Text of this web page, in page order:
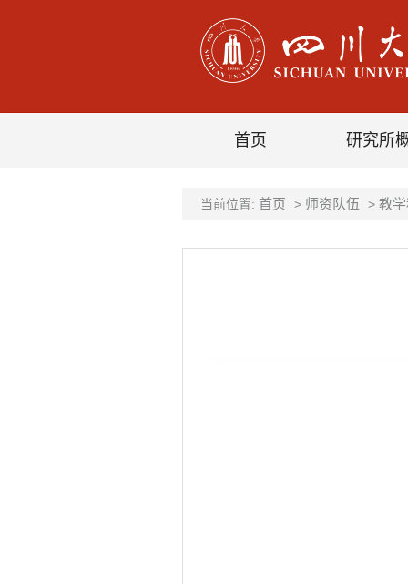
首页 研究所
当前位置: 首页 > 师资队伍 > 教